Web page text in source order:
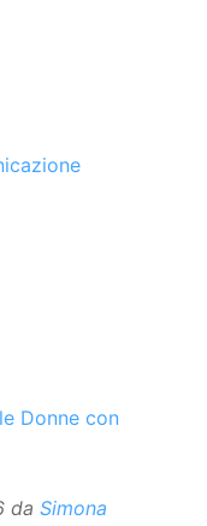
Donne con
da Simona